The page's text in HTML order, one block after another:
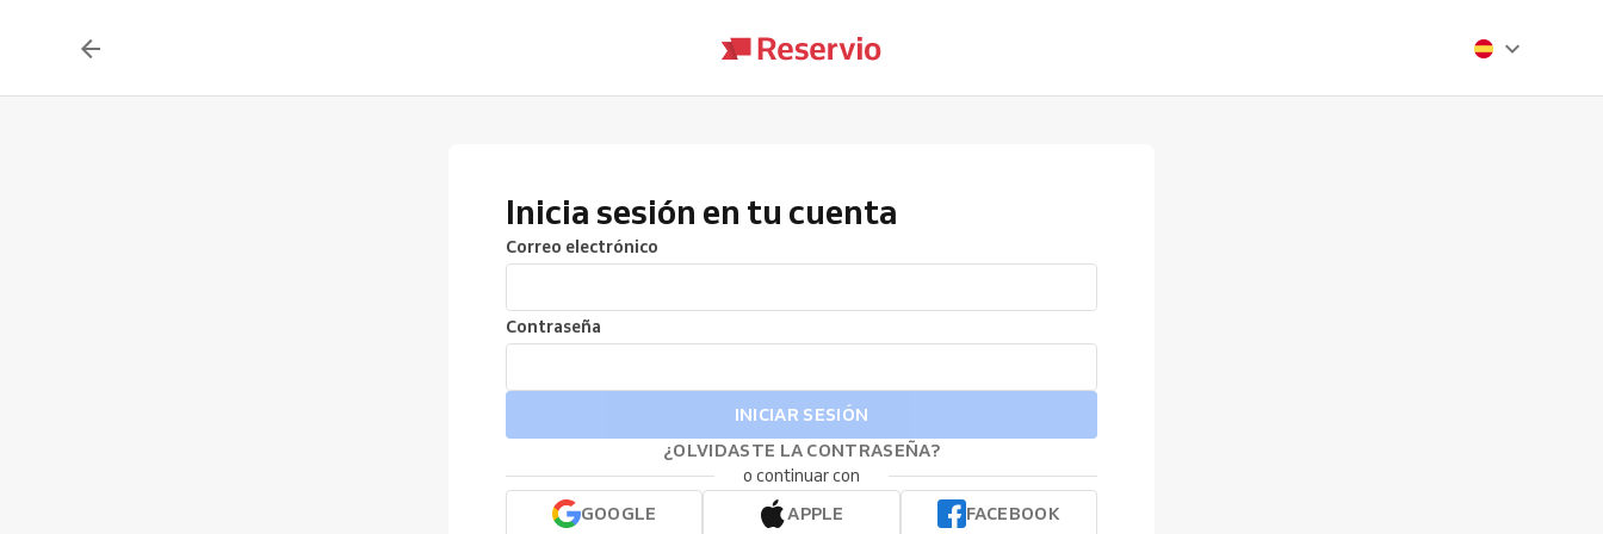
Inicia sesión en tu cuenta
Correo electrónico
Contraseña
INICIAR SESIÓN
¿OLVIDASTE LA CONTRASEÑA?
o continuar con
GOOGLE
APPLE FACEBOOK